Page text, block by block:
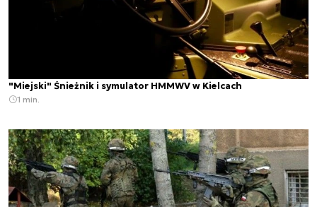
"Miejski" Śnieżnik i symulator HMMWV w Kielcach
1 min.